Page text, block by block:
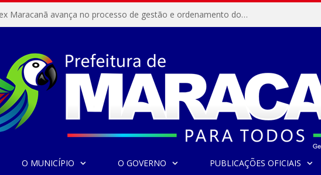
Resex Maracanã avança no processo de gestão e ordenamento do turismo em nossas áreas protegidas.
O MUNICÍPIO O GOVERNO PUBLICAÇÕES OFICIAIS